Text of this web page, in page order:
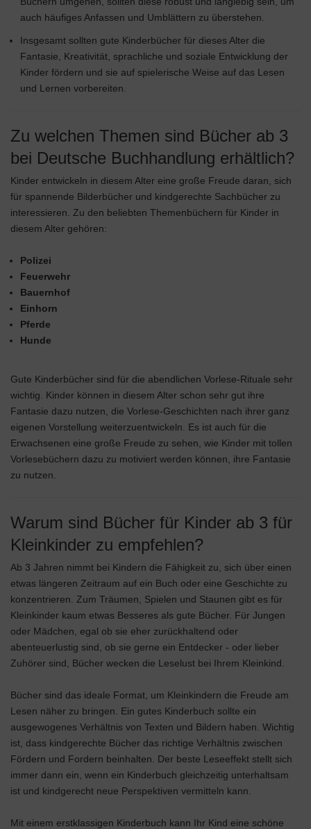
auch häufiges Anfassen und Umblättern zu überstehen.
Insgesamt sollten gute Kinderbücher für dieses Alter die
Fantasie, Kreativität, sprachliche und soziale Entwicklung der
Kinder fördern und sie auf spielerische Weise auf das Lesen
und Lernen vorbereiten.
Zu welchen Themen sind Bücher ab 3
bei Deutsche Buchhandlung erhältlich?
Kinder entwickeln in diesem Alter eine große Freude daran, sich
für spannende Bilderbücher und kindgerechte Sachbücher zu
interessieren. Zu den beliebten Themenbüchern für Kinder in
diesem Alter gehören:
Polizei
Feuerwehr
Bauernhof
Einhorn
Pferde
Hunde
Gute Kinderbücher sind für die abendlichen Vorlese-Rituale sehr
wichtig. Kinder können in diesem Alter schon sehr gut ihre
Fantasie dazu nutzen, die Vorlese-Geschichten nach ihrer ganz
eigenen Vorstellung weiterzuentwickeln. Es ist auch für die
Erwachsenen eine große Freude zu sehen, wie Kinder mit tollen
Vorlesebüchern dazu zu motiviert werden können, ihre Fantasie
zu nutzen.
Warum sind Bücher für Kinder ab 3 für
Kleinkinder zu empfehlen?
Ab 3 Jahren nimmt bei Kindern die Fähigkeit zu, sich über einen
etwas längeren Zeitraum auf ein Buch oder eine Geschichte zu
konzentrieren. Zum Träumen, Spielen und Staunen gibt es für
Kleinkinder kaum etwas Besseres als gute Bücher. Für Jungen
oder Mädchen, egal ob sie eher zurückhaltend oder
abenteuerlustig sind, ob sie gerne ein Entdecker - oder lieber
Zuhörer sind, Bücher wecken die Leselust bei Ihrem Kleinkind.
Bücher sind das ideale Format, um Kleinkindern die Freude am
Lesen näher zu bringen. Ein gutes Kinderbuch sollte ein
ausgewogenes Verhältnis von Texten und Bildern haben. Wichtig
ist, dass kindgerechte Bücher das richtige Verhältnis zwischen
Fördern und Fordern beinhalten. Der beste Leseeffekt stellt sich
immer dann ein, wenn ein Kinderbuch gleichzeitig unterhaltsam
ist und kindgerecht neue Perspektiven vermitteln kann.
Mit einem erstklassigen Kinderbuch kann Ihr Kind eine schöne